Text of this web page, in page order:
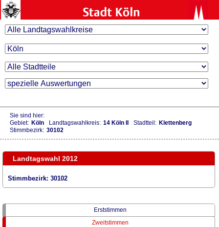
Sie sind hier:
Gebiet: Köln Landtagswahlkreis: 14 Köln II Stadtteil: Klettenberg
Stimmbezirk: 30102
Landtagswahl 2012
Stimmbezirk: 30102
Erststimmen
Zweitstimmen